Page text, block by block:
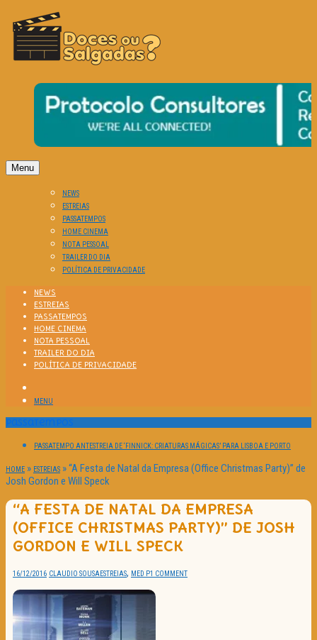
DOCES OU SALGADAS?
O Cinema? Uma Paixão!!
Menu
NEWS
ESTREIAS
PASSATEMPOS
HOME CINEMA
NOTA PESSOAL
TRAILER DO DIA
POLÍTICA DE PRIVACIDADE
NEWS
ESTREIAS
PASSATEMPOS
HOME CINEMA
NOTA PESSOAL
TRAILER DO DIA
POLÍTICA DE PRIVACIDADE
MENU
Passatempos
PASSATEMPO ANTESTREIA DE ‘FINNICK: CRIATURAS MÁGICAS’ PARA LISBOA E PORTO
HOME » ESTREIAS »“A Festa de Natal da Empresa (Office Christmas Party)” de
Josh Gordon e Will Speck
“A FESTA DE NATAL DA EMPRESA
(OFFICE CHRISTMAS PARTY)” DE JOSH
GORDON E WILL SPECK
16/12/2016 CLAUDIO SOUSAESTREIAS, MED P1 COMMENT